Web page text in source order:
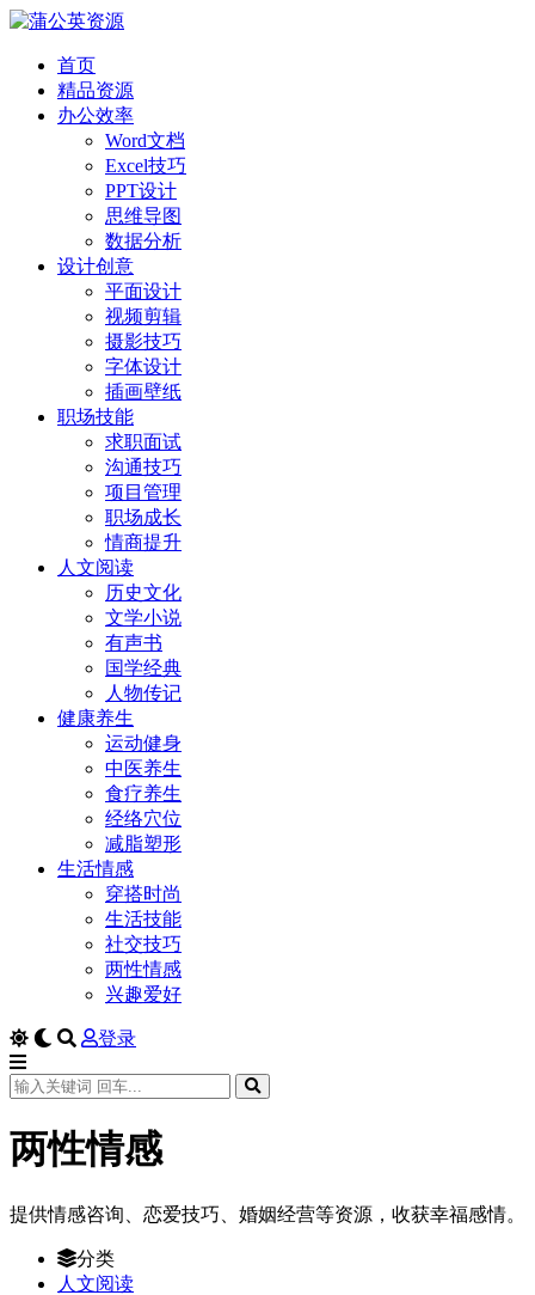
首页
精品资源
办公效率
Word文档
Excel技巧
PPT设计
思维导图
数据分析
设计创意
平面设计
视频剪辑
摄影技巧
字体设计
插画壁纸
职场技能
求职面试
沟通技巧
项目管理
职场成长
情商提升
人文阅读
历史文化
文学小说
有声书
国学经典
人物传记
健康养生
运动健身
中医养生
食疗养生
经络穴位
减脂塑形
生活情感
穿搭时尚
生活技能
社交技巧
两性情感
兴趣爱好
登录
两性情感
提供情感咨询、恋爱技巧、婚姻经营等资源，收获幸福感情。
分类
人文阅读